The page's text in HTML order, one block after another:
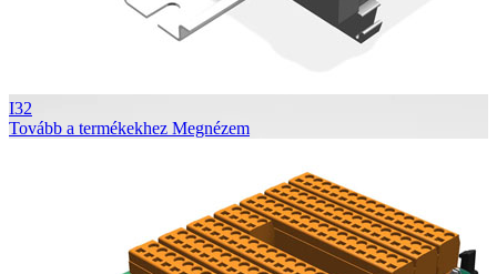
I32
Tovább a termékekhez Megnézem